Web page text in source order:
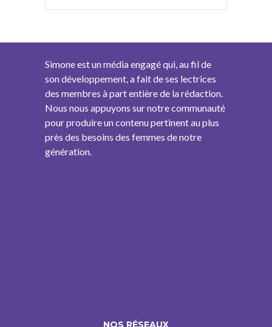
Simone est un média engagé qui, au fil de
son développement, a fait de ses lectrices
des membres à part entière de la rédaction.
Nous nous appuyons sur notre communauté
pour produire un contenu pertinent au plus
près des besoins des femmes de notre
génération.
NOS RÉSEAUX